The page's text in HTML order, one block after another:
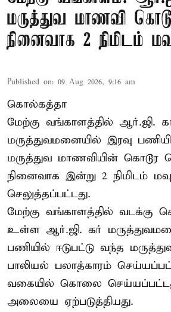
மருத்துவ மாணவி
நினைவாக 2 நிமிடம்
Published on: 09 Aug 2026, 9:16 am
கொல்கத்தா
மேற்கு வங்காளத்தில் ஆர்.ஜி.
மருத்துவமனையில் இரவு
மருத்துவ மாணவியின்
நினைவாக இன்று 2 நிமிடம்
செலுத்தப்பட்டது.
மேற்கு வங்காளத்தில் வடக்கு
உள்ள ஆர்.ஜி. கர்
பணியில் ஈடுபட்டு வந்த
பாலியல் பலாத்காரம்
வகையில் கொலை
அலையை ஏற்படுத்தியது.